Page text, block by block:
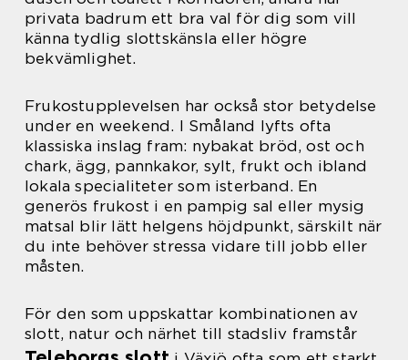
privata badrum ett bra val för dig som vill
känna tydlig slottskänsla eller högre
bekvämlighet.
Frukostupplevelsen har också stor betydelse
under en weekend. I Småland lyfts ofta
klassiska inslag fram: nybakat bröd, ost och
chark, ägg, pannkakor, sylt, frukt och ibland
lokala specialiteter som isterband. En
generös frukost i en pampig sal eller mysig
matsal blir lätt helgens höjdpunkt, särskilt när
du inte behöver stressa vidare till jobb eller
måsten.
För den som uppskattar kombinationen av
slott, natur och närhet till stadsliv framstår